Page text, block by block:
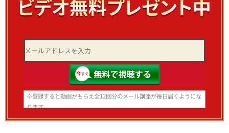
※登録すると動画がもらえ全12回分のメール講座が毎日届くようにな
ります。
いつでも登録解除できますのでご安心ください。